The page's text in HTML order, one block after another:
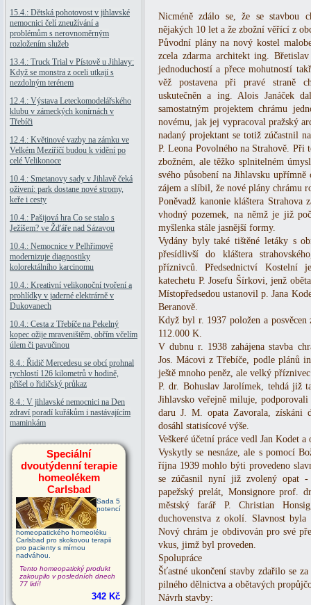
15.4.: Dětská pohotovost v jihlavské
nemocnici čelí zneužívání a
problémům s nerovnoměrným
rozložením služeb
13.4.: Truck Trial v Pístově u Jihlavy:
Když se monstra z oceli utkají s
nezdolným terénem
12.4.: Výstava Leteckomodelářského
klubu v zámeckých konírnách v
Třebíči
12.4.: Květinové vazby na zámku ve
Velkém Meziříčí budou k vidění po
celé Velikonoce
10.4.: Smetanovy sady v Jihlavě čeká
oživení: park dostane nové stromy,
keře i cesty
10.4.: Pašijová hra Co se stalo s
Ježíšem? ve Žďáře nad Sázavou
10.4.: Nemocnice v Pelhřimově
modernizuje diagnostiky
kolorektálního karcinomu
10.4.: Kreativní velikonoční tvoření a
prohlídky v jaderné elektrárně v
Dukovanech
10.4.: Cesta z Třebíče na Pekelný
kopec ožije mraveništěm, obřím včelím
úlem či pavučinou
8.4.: Řidič Mercedesu se obcí prohnal
rychlostí 126 kilometrů v hodině,
přišel o řidičský průkaz
8.4.: V jihlavské nemocnici na Den
zdraví poradí kuřákům i nastávajícím
maminkám
Speciální
dvoutýdenní terapie
homeolékem
Carlsbad
Sada 5
potencí
homeopatického homeoléku
Carlsbad pro skokovou terapii
pro pacienty s mírnou
nadváhou.
Tento homeopatický produkt
zakoupilo v posledních dnech
77 lidí!
342 Kč
Nicméně zdálo se, že se stavbou
nějakých 10 let a že zbožní věřící z
Původní plány na nový kostel
zcela zdarma architekt ing.
jednoduchostí a přece mohutností
věž postavena při pravé straně
uskutečněn a ing. Alois Janáček
samostatným projektem chrámu
novému, jak jej vypracoval pražský
nadaný projektant se totiž zúčastnil
P. Leona Povolného na Strahově.
zbožném, ale těžko splnitelném
svého působení na Jihlavsku
zájem a slíbil, že nové plány chrámu
Poněvadž kanonie kláštera
vhodný pozemek, na němž je již
myšlenka stále jasnější formy.
Vydány byly také tištěné letáky s
přesídlivší do kláštera
příznivců. Předsednictví Kostelní
katechetu P. Josefu Šírkovi, jenž
Místopředsedou ustanovil p. Jana
Beranově.
Když byl r. 1937 položen a posvěcen
112.000 K.
V dubnu r. 1938 zahájena stavba
Jos. Mácovi z Třebíče, podle plánů
ještě mnoho peněz, ale velký
P. dr. Bohuslav Jarolímek, tehdá již
Jihlavsko veřejně miluje,
daru J. M. opata Zavorala, získáni
dosáhl statisícové výše.
Veškeré účetní práce vedl Jan Kodet
Vyskytly se nesnáze, ale s pomocí
října 1939 mohlo býti provedeno
se zúčasnil nyní již zvolený opat
papežský prelát, Monsignore prof.
městský farář P. Christian
duchovenstva z okolí. Slavnost
Nový chrám je obdivován pro své
vkus, jimž byl proveden.
Spolupráce
Šťastné ukončení stavby zdařilo se
pilného dělnictva a obětavých
Návrh stavby: